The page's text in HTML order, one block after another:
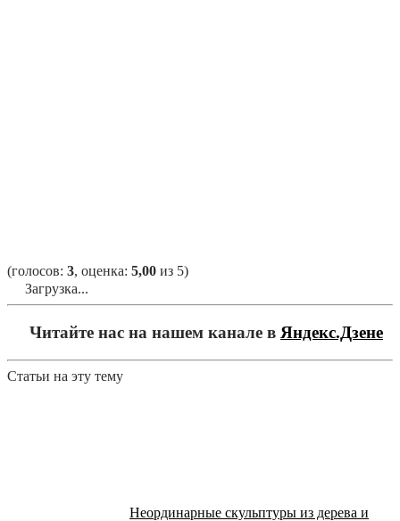
(голосов: 3, оценка: 5,00 из 5)
Загрузка...
Читайте нас на нашем канале в Яндекс.Дзене
Статьи на эту тему
Неординарные скульптуры из дерева и